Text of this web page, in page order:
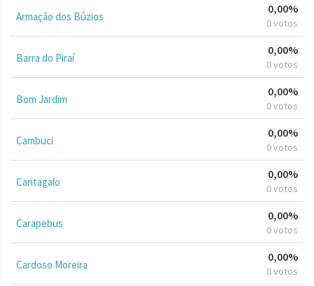
Armação dos Búzios
0,00%
0 votos
Barra do Piraí
0,00%
0 votos
Bom Jardim
0,00%
0 votos
Cambuci
0,00%
0 votos
Cantagalo
0,00%
0 votos
Carapebus
0,00%
0 votos
Cardoso Moreira
0,00%
0 votos